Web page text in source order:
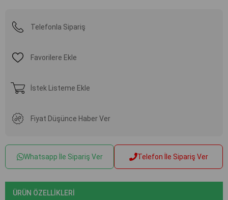
Telefonla Sipariş
Favorilere Ekle
İstek Listeme Ekle
Fiyat Düşünce Haber Ver
Whatsapp İle Sipariş Ver Telefon İle Sipariş Ver
ÜRÜN ÖZELLIKLERI